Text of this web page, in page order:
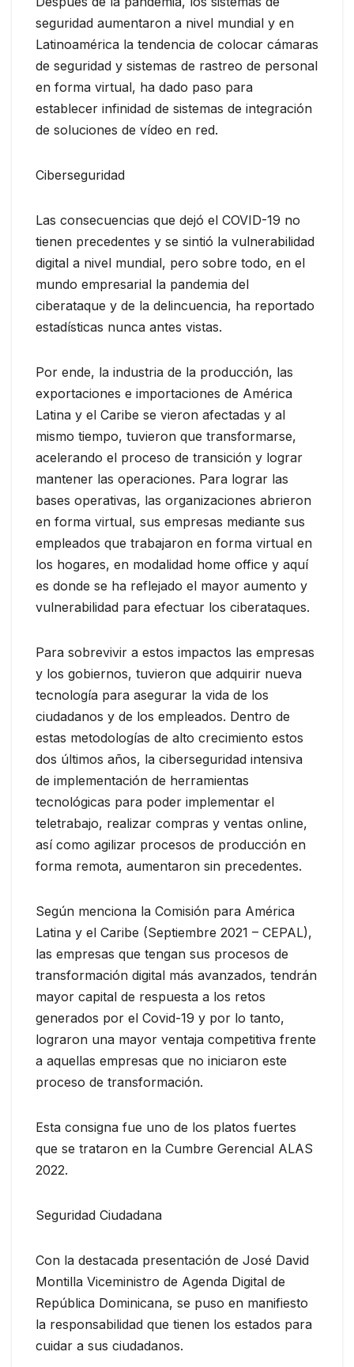
seguridad aumentaron a nivel mundial y en
Latinoamérica la tendencia de colocar cámaras
de seguridad y sistemas de rastreo de personal
en forma virtual, ha dado paso para
establecer infinidad de sistemas de integración
de soluciones de vídeo en red.
Ciberseguridad
Las consecuencias que dejó el COVID-19 no
tienen precedentes y se sintió la vulnerabilidad
digital a nivel mundial, pero sobre todo, en el
mundo empresarial la pandemia del
ciberataque y de la delincuencia, ha reportado
estadísticas nunca antes vistas.
Por ende, la industria de la producción, las
exportaciones e importaciones de América
Latina y el Caribe se vieron afectadas y al
mismo tiempo, tuvieron que transformarse,
acelerando el proceso de transición y lograr
mantener las operaciones. Para lograr las
bases operativas, las organizaciones abrieron
en forma virtual, sus empresas mediante sus
empleados que trabajaron en forma virtual en
los hogares, en modalidad home office y aquí
es donde se ha reflejado el mayor aumento y
vulnerabilidad para efectuar los ciberataques.
Para sobrevivir a estos impactos las empresas
y los gobiernos, tuvieron que adquirir nueva
tecnología para asegurar la vida de los
ciudadanos y de los empleados. Dentro de
estas metodologías de alto crecimiento estos
dos últimos años, la ciberseguridad intensiva
de implementación de herramientas
tecnológicas para poder implementar el
teletrabajo, realizar compras y ventas online,
así como agilizar procesos de producción en
forma remota, aumentaron sin precedentes.
Según menciona la Comisión para América
Latina y el Caribe (Septiembre 2021 – CEPAL),
las empresas que tengan sus procesos de
transformación digital más avanzados, tendrán
mayor capital de respuesta a los retos
generados por el Covid-19 y por lo tanto,
lograron una mayor ventaja competitiva frente
a aquellas empresas que no iniciaron este
proceso de transformación.
Esta consigna fue uno de los platos fuertes
que se trataron en la Cumbre Gerencial ALAS
2022.
Seguridad Ciudadana
Con la destacada presentación de José David
Montilla Viceministro de Agenda Digital de
República Dominicana, se puso en manifiesto
la responsabilidad que tienen los estados para
cuidar a sus ciudadanos.